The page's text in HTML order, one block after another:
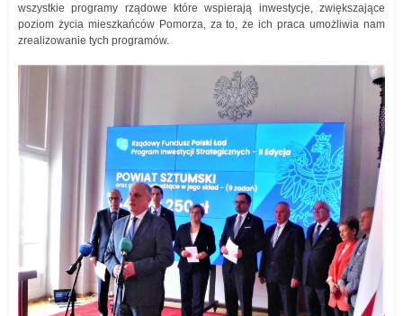
wszystkie programy rządowe które wspierają inwestycje, zwiększające
poziom życia mieszkańców Pomorza, za to, że ich praca umożliwia nam
zrealizowanie tych programów.